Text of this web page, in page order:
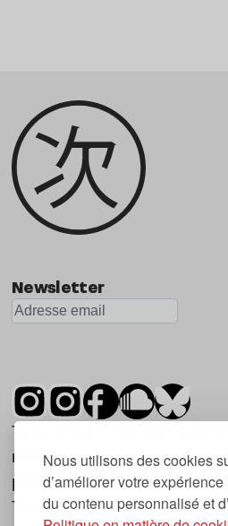
Nous utilisons des cookies
d’améliorer votre
du contenu personnalisé et
Newsletter
Tsugi est un mensuel
musique et les nouvelles
première parution date de
Tsugi en japonais signifie «